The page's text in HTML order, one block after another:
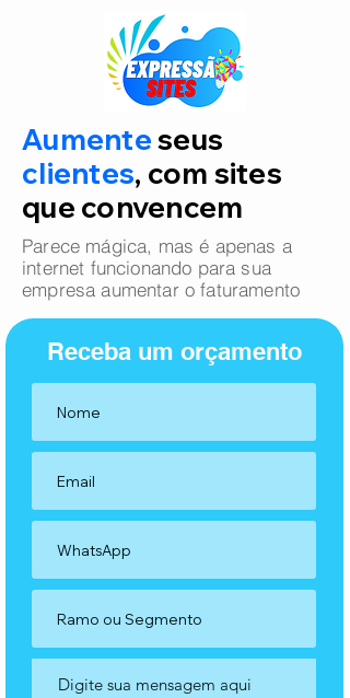
Aumenteseus
clientes, com sites
que convencem
Parece mágica, mas é apenas a
internet funcionando para sua
empresa aumentar o faturamento
Receba um orçamento